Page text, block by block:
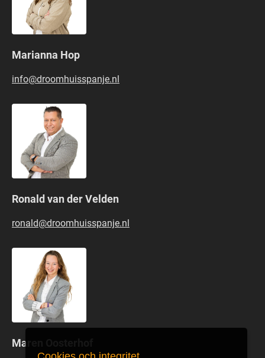
Marianna Hop
info@droomhuisspanje.nl
Ronald van der Velden
ronald@droomhuisspanje.nl
Maren Oosterhof